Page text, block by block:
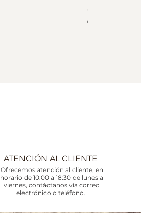
Collar
Precio
745,00 €
ATENCIÓN AL CLIENTE
Ofrecemos atención al cliente, en
horario de 10:00 a 18:30 de lunes a
viernes, contáctanos vía correo
electrónico o teléfono.